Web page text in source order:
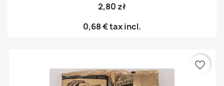
2,80 zł
0,68 €tax incl.
favorite_border